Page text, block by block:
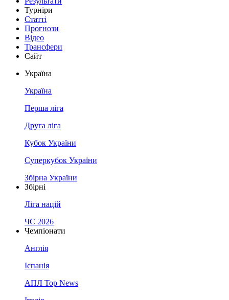
Турніри
Статті
Прогнози
Відео
Трансфери
Сайт
Україна
Україна
Перша ліга
Друга ліга
Кубок України
Суперкубок України
Збірна України
Збірні
Ліга націй
ЧС 2026
Чемпіонати
Англія
Іспанія
АПЛ Top News